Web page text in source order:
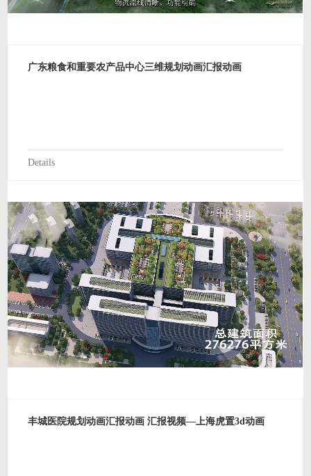
广东粮食和重要农产品中心三维规划动画汇报动画
Details
丰城医院规划动画汇报动画 汇报视频—上海虎置3d动画